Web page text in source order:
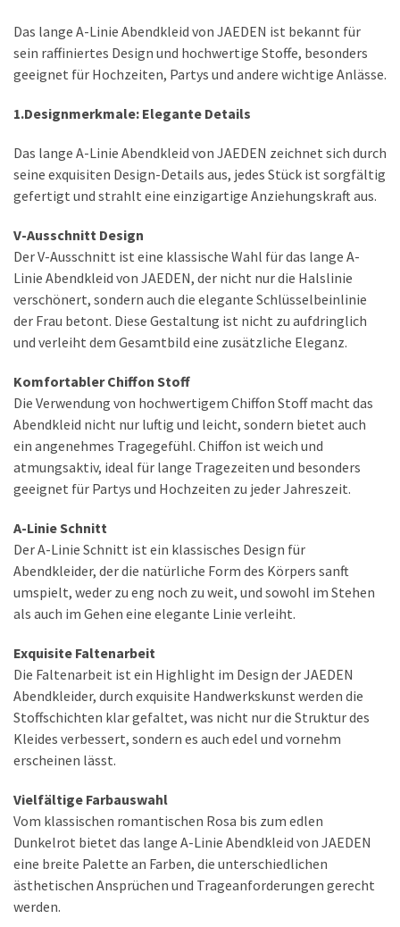
entdecken:
Stylisch,
individuell
garantiert
Einheitslook
USED
CATEGORIES
Persönliche
Hautpflege
(25)
(10)
Körperhygiene
(9)
(22)
Hosen
(8)
Mäntel
Jacken
(6)
Accessoires
Taschen
(10)
Freizeitkleid
Das lange A-Linie Abendkleid von JAEDEN ist bekannt für
sein raffiniertes Design und hochwertige Stoffe, besonders
geeignet für Hochzeiten, Partys und andere wichtige Anlässe.
1.Designmerkmale: Elegante Details
Das lange A-Linie Abendkleid von JAEDEN zeichnet sich durch
seine exquisiten Design-Details aus, jedes Stück ist sorgfältig
gefertigt und strahlt eine einzigartige Anziehungskraft aus.
V-Ausschnitt Design
Der V-Ausschnitt ist eine klassische Wahl für das lange A-
Linie Abendkleid von JAEDEN, der nicht nur die Halslinie
verschönert, sondern auch die elegante Schlüsselbeinlinie
der Frau betont. Diese Gestaltung ist nicht zu aufdringlich
und verleiht dem Gesamtbild eine zusätzliche Eleganz.
Komfortabler Chiffon Stoff
Die Verwendung von hochwertigem Chiffon Stoff macht das
Abendkleid nicht nur luftig und leicht, sondern bietet auch
ein angenehmes Tragegefühl. Chiffon ist weich und
atmungsaktiv, ideal für lange Tragezeiten und besonders
geeignet für Partys und Hochzeiten zu jeder Jahreszeit.
A-Linie Schnitt
Der A-Linie Schnitt ist ein klassisches Design für
Abendkleider, der die natürliche Form des Körpers sanft
umspielt, weder zu eng noch zu weit, und sowohl im Stehen
als auch im Gehen eine elegante Linie verleiht.
Exquisite Faltenarbeit
Die Faltenarbeit ist ein Highlight im Design der JAEDEN
Abendkleider, durch exquisite Handwerkskunst werden die
Stoffschichten klar gefaltet, was nicht nur die Struktur des
Kleides verbessert, sondern es auch edel und vornehm
erscheinen lässt.
Vielfältige Farbauswahl
Vom klassischen romantischen Rosa bis zum edlen
Dunkelrot bietet das lange A-Linie Abendkleid von JAEDEN
eine breite Palette an Farben, die unterschiedlichen
ästhetischen Ansprüchen und Trageanforderungen gerecht
werden.